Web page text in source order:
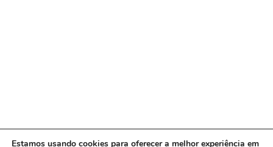
Estamos usando cookies para oferecer a melhor experiência em